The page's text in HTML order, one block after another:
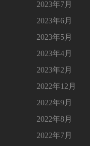
2023年7月
2023年6月
2023年5月
2023年4月
2023年2月
2022年12月
2022年9月
2022年8月
2022年7月